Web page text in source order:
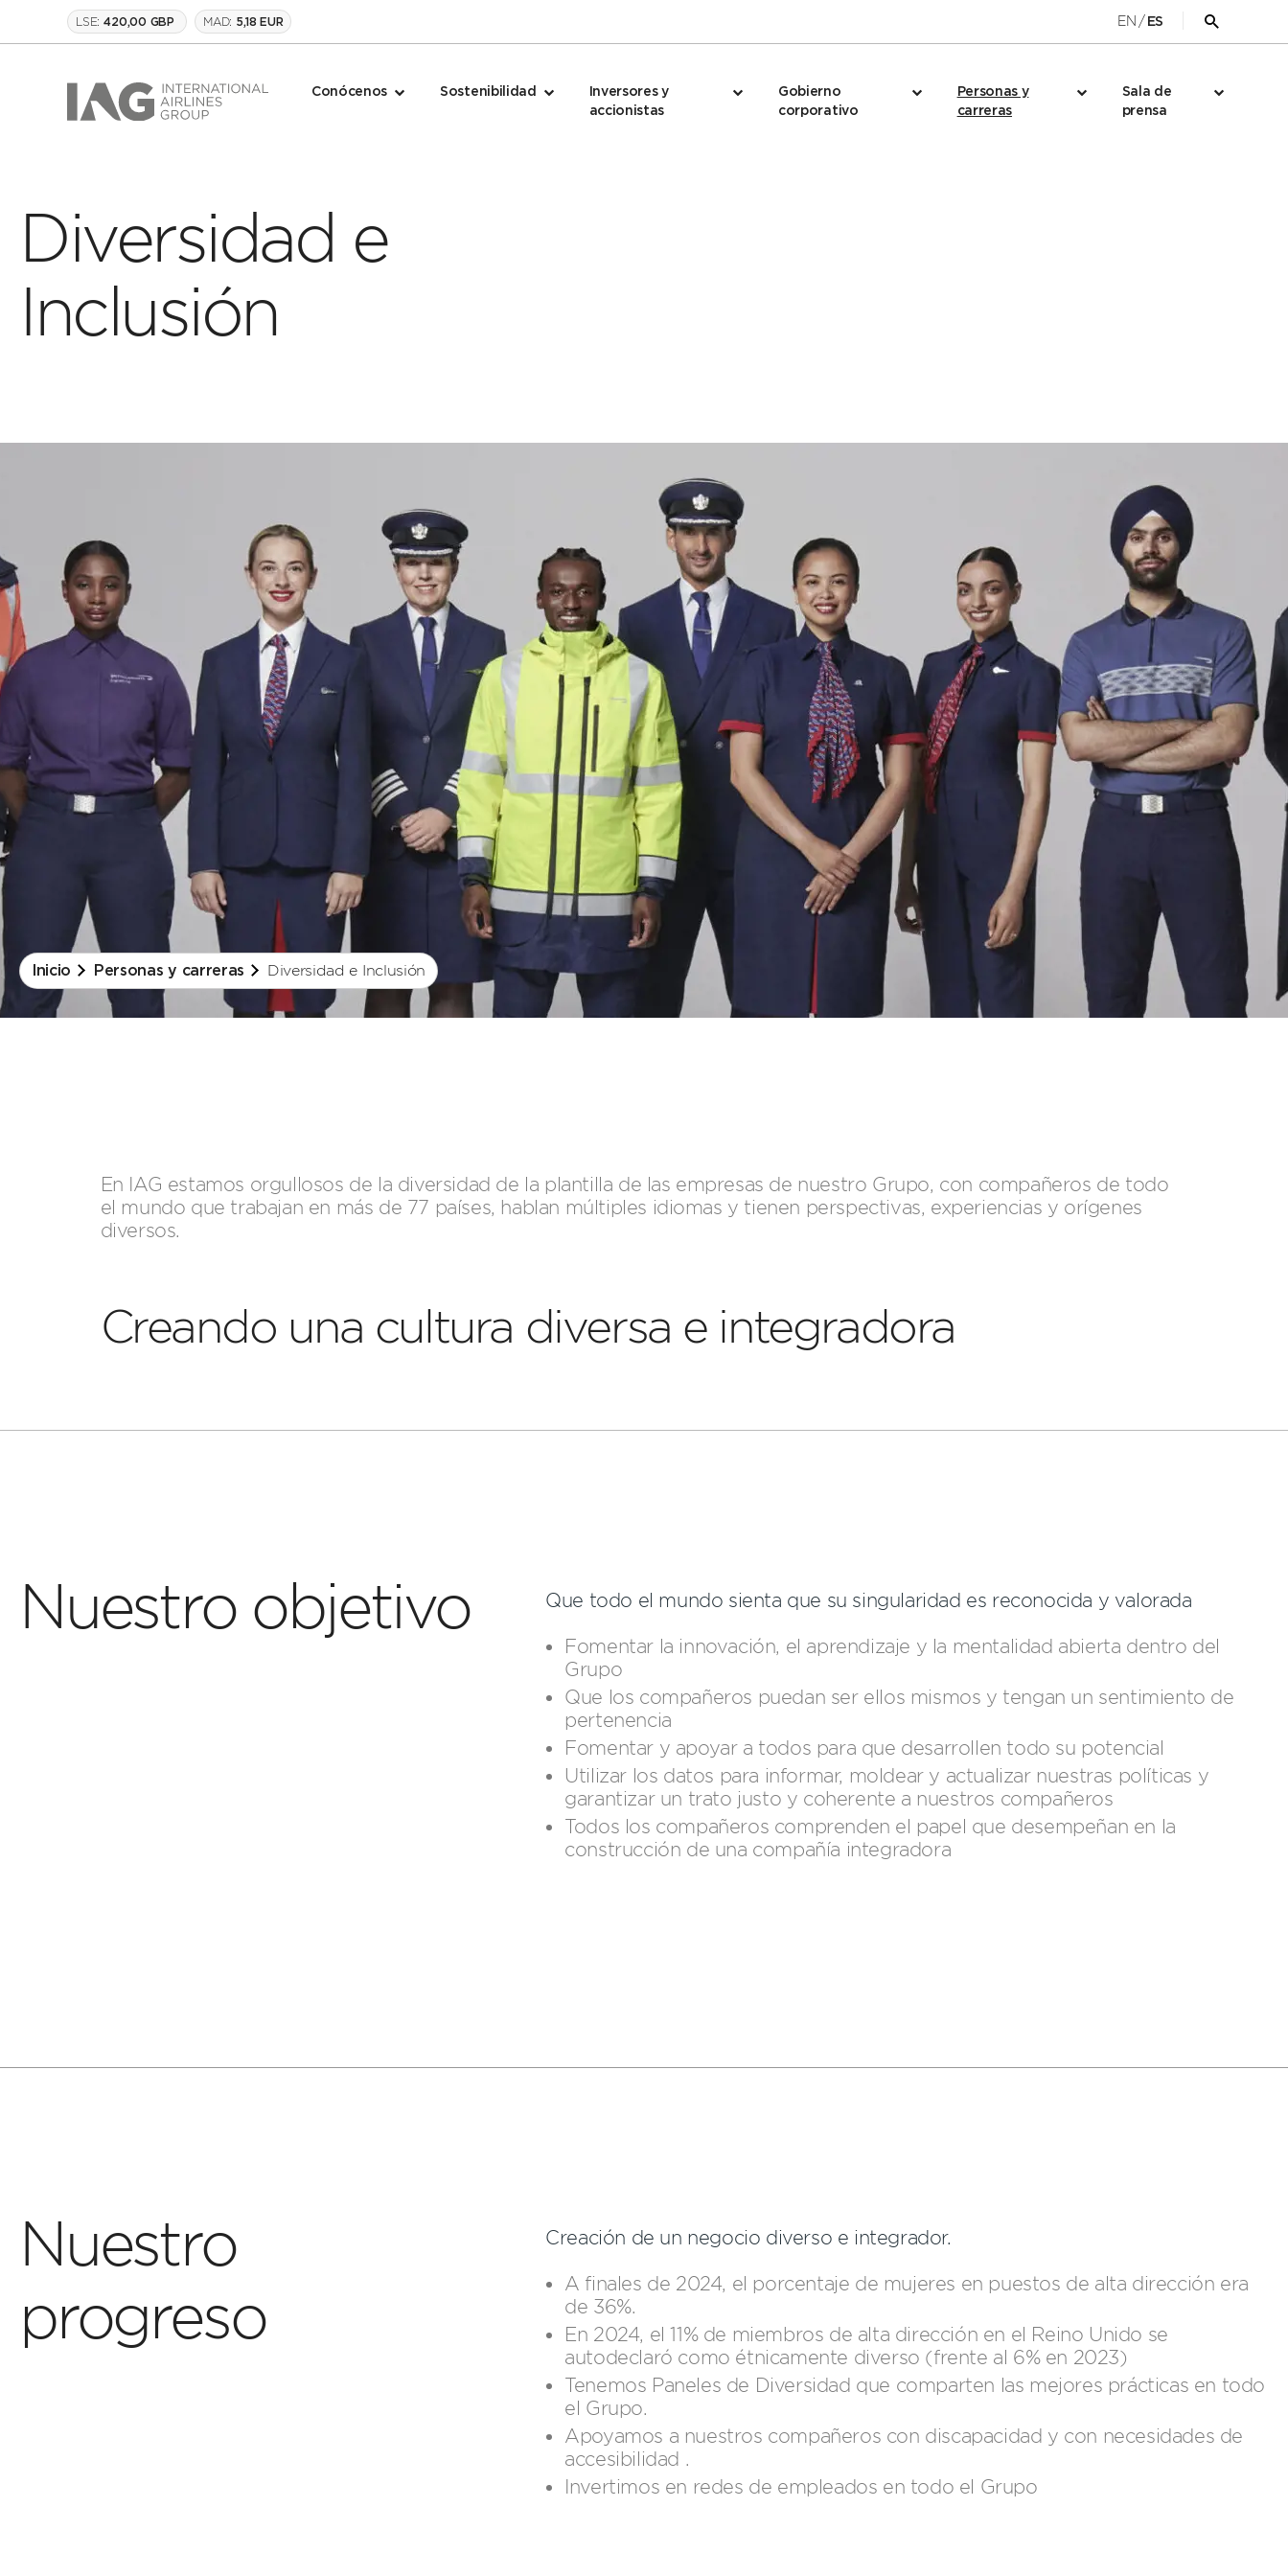
LSE: 420,00 GBP MAD: 5,18 EUR EN / ES
búsqueda
Conócenos Sostenibilidad
Inversores y
accionistas
Gobierno
corporativo
Personas y
carreras
Sala de
prensa
Diversidad e
Inclusión
Inicio Personas y carreras Diversidad e Inclusión
En IAG estamos orgullosos de la diversidad de la plantilla de las empresas de nuestro Grupo, con compañeros de todo
el mundo que trabajan en más de 77 países, hablan múltiples idiomas y tienen perspectivas, experiencias y orígenes
diversos.
Creando una cultura diversa e integradora
Nuestro objetivo
Que todo el mundo sienta que su singularidad es reconocida y valorada
Fomentar la innovación, el aprendizaje y la mentalidad abierta dentro del
Grupo​
Que los compañeros puedan ser ellos mismos y tengan un sentimiento de
pertenencia​
Fomentar y apoyar a todos para que desarrollen todo su potencial​
Utilizar los datos para informar, moldear y actualizar nuestras políticas y
garantizar un trato justo y coherente a nuestros compañeros​
Todos los compañeros comprenden el papel que desempeñan en la
construcción de una compañía integradora
Nuestro
progreso
Creación de un negocio diverso e integrador.
A finales de 2024, el porcentaje de mujeres en puestos de alta dirección era
de 36%​.
En 2024, el 11% de miembros de alta dirección en el Reino Unido se
autodeclaró como étnicamente diverso (frente al 6% en 2023)
Tenemos Paneles de Diversidad que comparten las mejores prácticas en todo
el Grupo.​
Apoyamos a nuestros compañeros con discapacidad y con necesidades de
accesibilidad .
Invertimos en redes de empleados en todo el Grupo